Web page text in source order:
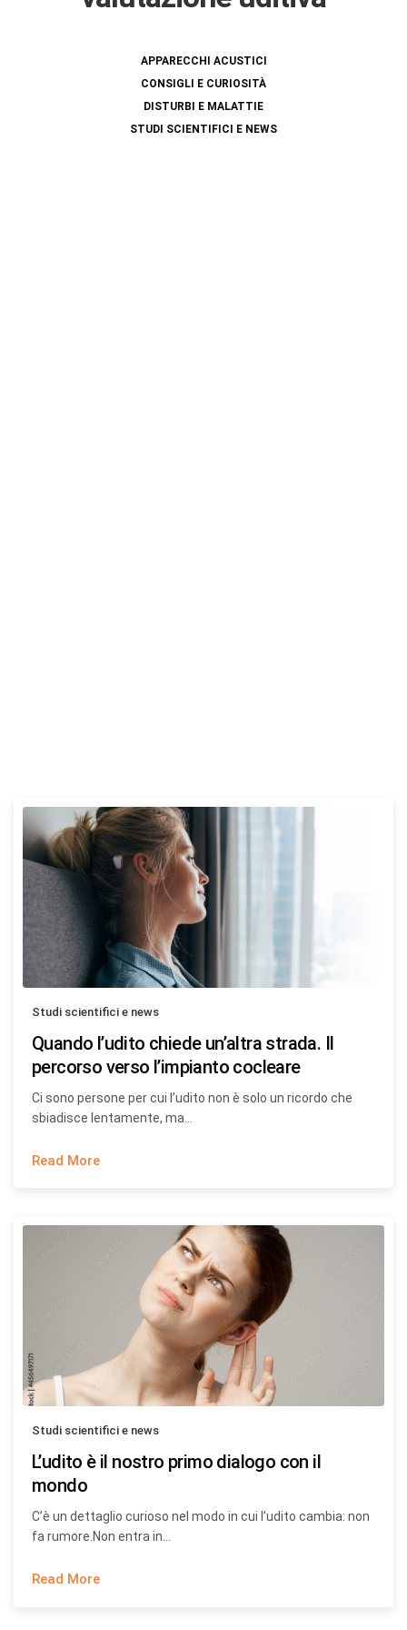
APPARECCHI ACUSTICI
CONSIGLI E CURIOSITÀ
DISTURBI E MALATTIE
STUDI SCIENTIFICI E NEWS
Studi scientifici e news
Quando l’udito chiede un’altra strada. Il
percorso verso l’impianto cocleare
Ci sono persone per cui l’udito non è solo un ricordo che
sbiadisce lentamente, ma…
Read More
Studi scientifici e news
L’udito è il nostro primo dialogo con il
mondo
C’è un dettaglio curioso nel modo in cui l’udito cambia: non
fa rumore.Non entra in…
Read More